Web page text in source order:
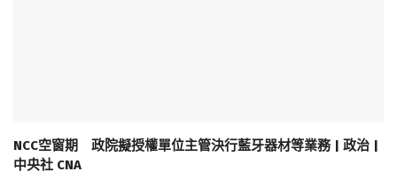
NCC空窗期 政院擬授權單位主管決行藍牙器材等業務 | 政治 |
中央社 CNA